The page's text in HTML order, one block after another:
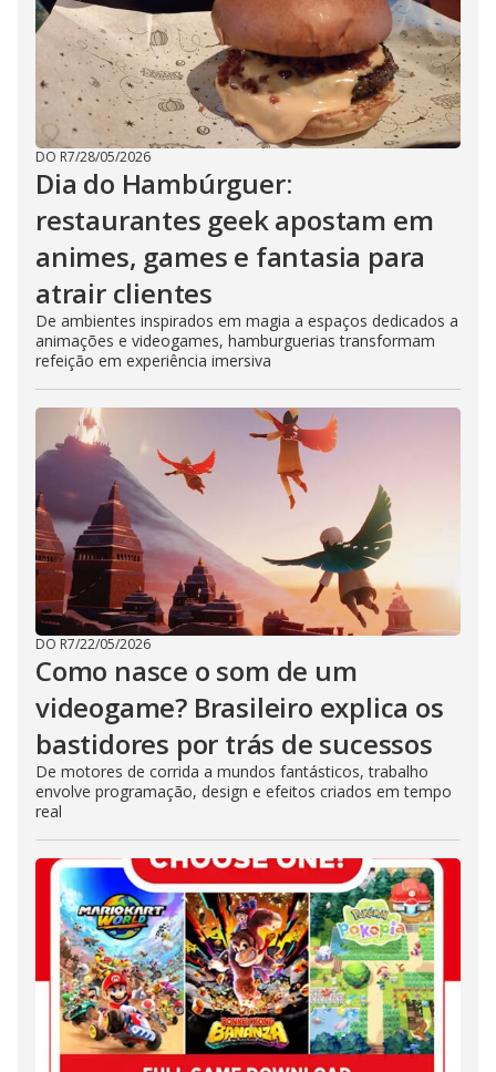
DO R7/28/05/2026
Dia do Hambúrguer:
restaurantes geek apostam em
animes, games e fantasia para
atrair clientes
De ambientes inspirados em magia a espaços dedicados a
animações e videogames, hamburguerias transformam
refeição em experiência imersiva
DO R7/22/05/2026
Como nasce o som de um
videogame? Brasileiro explica os
bastidores por trás de sucessos
De motores de corrida a mundos fantásticos, trabalho
envolve programação, design e efeitos criados em tempo
real